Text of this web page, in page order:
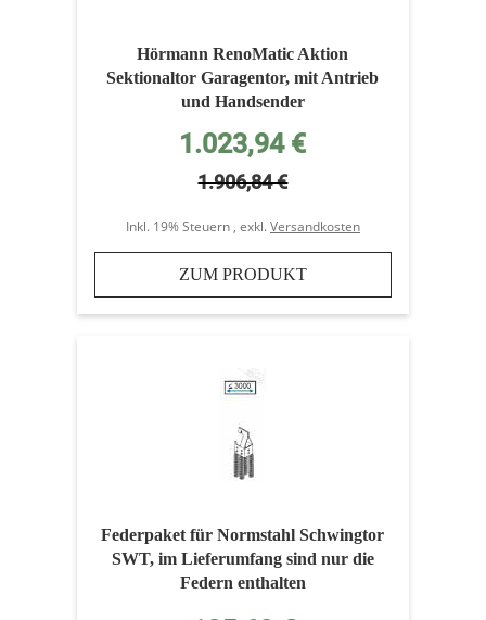
Hörmann RenoMatic Aktion
Sektionaltor Garagentor, mit Antrieb
und Handsender
Sonderpreis
1.023,94 €
1.906,84 €
Inkl. 19% Steuern , exkl.Versandkosten
ZUM PRODUKT
Federpaket für Normstahl Schwingtor
SWT, im Lieferumfang sind nur die
Federn enthalten